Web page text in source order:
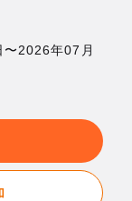
2026年07月